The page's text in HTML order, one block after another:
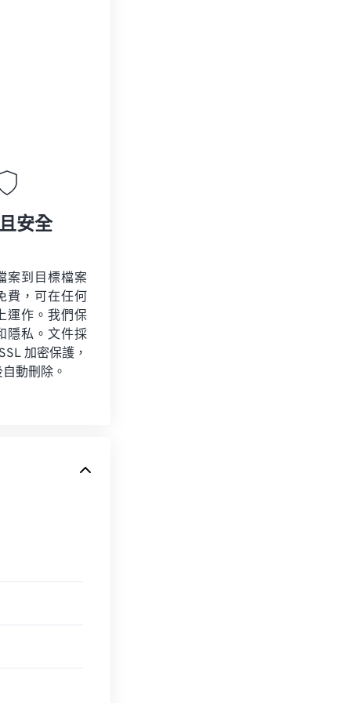
安全
案到目標檔案
費，可在任何
運作。我們保
隱私。文件採
加密保護，
動刪除。